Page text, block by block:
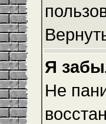
Я
Не